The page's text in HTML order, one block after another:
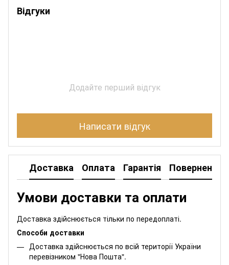
Відгуки
Додайте перший відгук
Написати відгук
Доставка Оплата Гарантія Повернення
Умови доставки та оплати
Доставка здійснюється тільки по передоплаті.
Способи доставки
Доставка здійснюється по всій території України
перевізником "Нова Пошта".